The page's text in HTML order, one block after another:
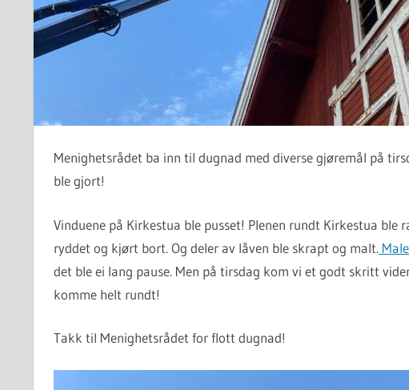
Menighetsrådet ba inn til dugnad med diverse gjøremål på
ble gjort!
Vinduene på Kirkestua ble pusset! Plenen rundt Kirkestua ble
ryddet og kjørt bort. Og deler av låven ble skrapt og malt.
det ble ei lang pause. Men på tirsdag kom vi et godt skritt
komme helt rundt!
Takk til Menighetsrådet for flott dugnad!